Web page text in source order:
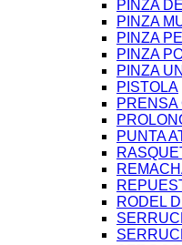
PINZA
PINZA
PINZA
PINZA
PINZA
PISTOLA
PRENSA
PUNTA
RODEL